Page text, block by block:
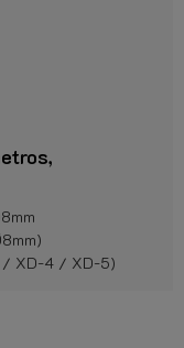
/ XD-4 / XD-5)